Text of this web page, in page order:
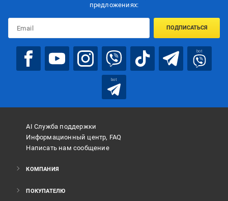
предложениях:
ПОДПИСАТЬСЯ
bot
bot
AI Служба поддержки
Информационный центр, FAQ
Написать нам сообщение
КОМПАНИЯ
ПОКУПАТЕЛЮ